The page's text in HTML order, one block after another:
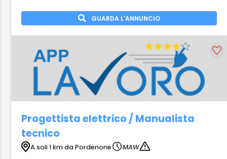
GUARDA L'ANNUNCIO
Progettista elettrico / Manualista
tecnico
A soli 1 km da Pordenone
MAW